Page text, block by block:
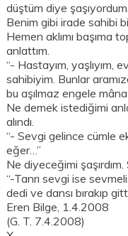
düştüm diye şaşıyordum.
Benim gibi irade sahibi
Hemen aklımı başıma
anlattım.
“- Hastayım, yaşlıyım,
sahibiyim. Bunlar
bu aşılmaz engele
Ne demek istediğimi
alındı.
“- Sevgi gelince cümle
eğer…”
Ne diyeceğimi
“-Tanrı sevgi ise
dedi ve dansı bırakıp
Eren Bilge, 1.4.2008
(G. T. 7.4.2008)